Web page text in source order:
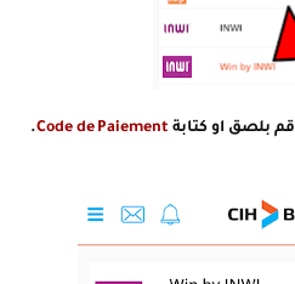
قم بلصق او كتابة Code de Paiement
.